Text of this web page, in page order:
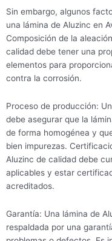
Sin embargo, algunos
una lámina de Aluzinc en
Composición de la
calidad debe tener una
elementos para
contra la corrosión.
Proceso de producción:
debe asegurar que la
de forma homogénea y
bien impurezas.
Aluzinc de calidad debe
aplicables y estar
acreditados.
Garantía: Una lámina de
respaldada por una